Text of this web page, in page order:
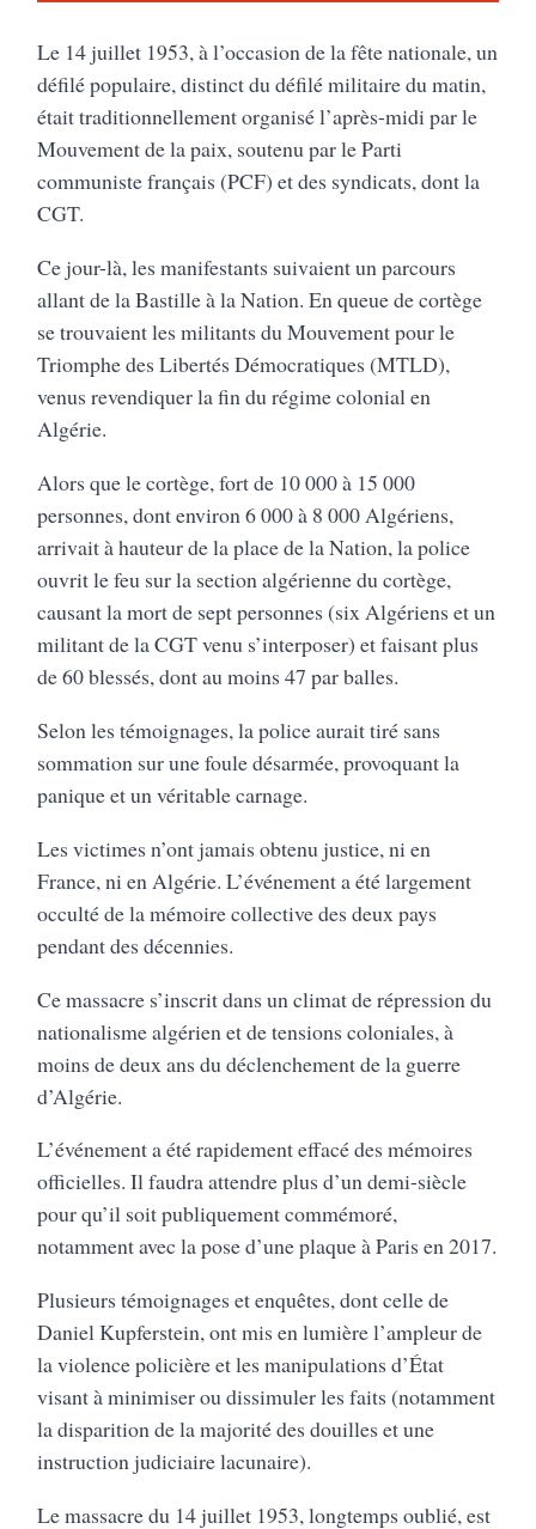
Le 14 juillet 1953, à l’occasion de la fête nationale, un
défilé populaire, distinct du défilé militaire du matin,
était traditionnellement organisé l’après-midi par le
Mouvement de la paix, soutenu par le Parti
communiste français (PCF) et des syndicats, dont la
CGT.
Ce jour-là, les manifestants suivaient un parcours
allant de la Bastille à la Nation. En queue de cortège
se trouvaient les militants du Mouvement pour le
Triomphe des Libertés Démocratiques (MTLD),
venus revendiquer la fin du régime colonial en
Algérie.
Alors que le cortège, fort de 10 000 à 15 000
personnes, dont environ 6 000 à 8 000 Algériens,
arrivait à hauteur de la place de la Nation, la police
ouvrit le feu sur la section algérienne du cortège,
causant la mort de sept personnes (six Algériens et un
militant de la CGT venu s’interposer) et faisant plus
de 60 blessés, dont au moins 47 par balles.
Selon les témoignages, la police aurait tiré sans
sommation sur une foule désarmée, provoquant la
panique et un véritable carnage.
Les victimes n’ont jamais obtenu justice, ni en
France, ni en Algérie. L’événement a été largement
occulté de la mémoire collective des deux pays
pendant des décennies.
Ce massacre s’inscrit dans un climat de répression du
nationalisme algérien et de tensions coloniales, à
moins de deux ans du déclenchement de la guerre
d’Algérie.
L’événement a été rapidement effacé des mémoires
officielles. Il faudra attendre plus d’un demi-siècle
pour qu’il soit publiquement commémoré,
notamment avec la pose d’une plaque à Paris en 2017.
Plusieurs témoignages et enquêtes, dont celle de
Daniel Kupferstein, ont mis en lumière l’ampleur de
la violence policière et les manipulations d’État
visant à minimiser ou dissimuler les faits (notamment
la disparition de la majorité des douilles et une
instruction judiciaire lacunaire).
Le massacre du 14 juillet 1953, longtemps oublié, est